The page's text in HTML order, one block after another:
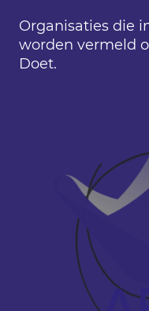
Organisaties die
worden vermeld
Doet.